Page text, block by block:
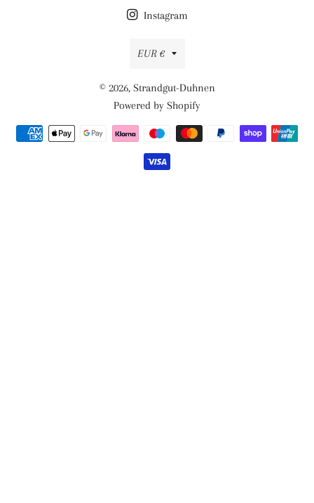
Instagram
Währung
EUR €
© 2026, Strandgut-Duhnen
Powered by Shopify
Zahlungsmethoden